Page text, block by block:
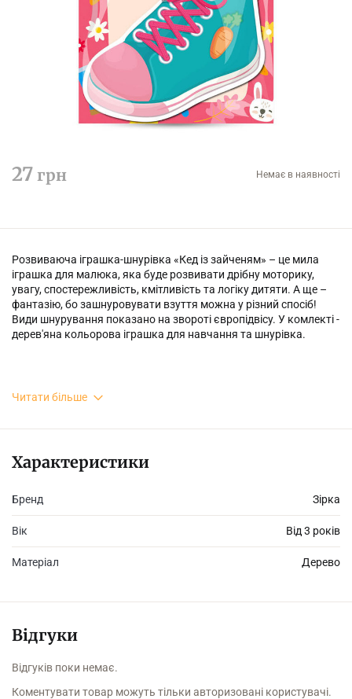
27 грн Немає в наявності
Розвиваюча іграшка-шнурівка «Кед із зайченям» – це мила
іграшка для малюка, яка буде розвивати дрібну моторику,
увагу, спостережливість, кмітливість та логіку дитяти. А ще –
фантазію, бо зашнуровувати взуття можна у різний спосіб!
Види шнурування показано на звороті європідвісу. У комлекті -
дерев'яна кольорова іграшка для навчання та шнурівка.
Розмір іграшки 110х120 мм.
Читати більше
Характеристики
Бренд Зірка
Вік Від 3 років
Матеріал Дерево
Відгуки
Відгуків поки немає.
Коментувати товар можуть тільки авторизовані користувачі.